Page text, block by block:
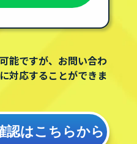
能ですが、 お問い合わ
対応することができま
認はこちらから